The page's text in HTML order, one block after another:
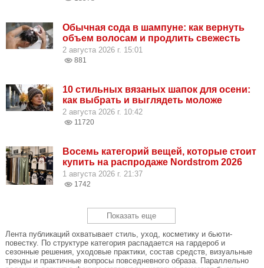
Обычная сода в шампуне: как вернуть
объем волосам и продлить свежесть
2 августа 2026 г. 15:01
881
10 стильных вязаных шапок для осени:
как выбрать и выглядеть моложе
2 августа 2026 г. 10:42
11720
Восемь категорий вещей, которые стоит
купить на распродаже Nordstrom 2026
1 августа 2026 г. 21:37
1742
Показать еще
Лента публикаций охватывает стиль, уход, косметику и бьюти-
повестку. По структуре категория распадается на гардероб и
сезонные решения, уходовые практики, состав средств, визуальные
тренды и практичные вопросы повседневного образа. Параллельно